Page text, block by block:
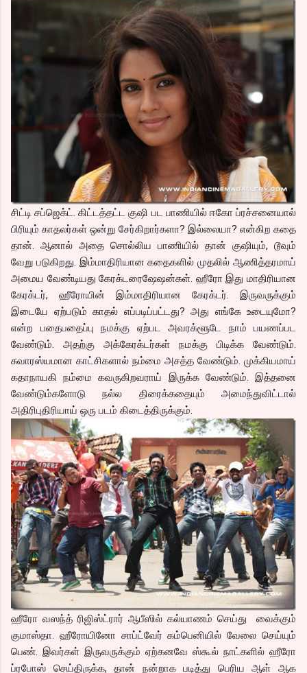
சிட்டி சப்ஜெக்ட். கிட்டத்தட்ட குஷி பட பாணியில் ஈகோ ப்ரச்சனையால்
பிரியும் காதலர்கள் ஒன்று சேர்கிறார்களா? இல்லையா? என்கிற கதை
தான். ஆனால் அதை சொல்லிய பாணியில் தான் குஷியும், டூவும்
வேறு படுகிறது. இம்மாதிரியான கதைகளில் முதலில் ஆணித்தரமாய்
அமைய வேண்டியது கேரக்டரைஷேஷன்கள். ஹீரோ இது மாதிரியான
கேரக்டர், ஹீரோயின் இம்மாதிரியான கேரக்டர். இருவருக்கும்
இடையே ஏற்படும் காதல் எப்படிப்பட்டது? அது எங்கே உடையுமோ?
என்ற பதைபதைப்பு நமக்கு ஏற்பட அவரக்ளூடே நாம் பயணப்பட
வேண்டும். அதற்கு அக்கேரக்டர்கள் நமக்கு பிடிக்க வேண்டும்.
சுவாரஸ்யமான காட்சிகளால் நம்மை அசத்த வேண்டும். முக்கியமாய்
கதாநாயகி நம்மை கவருகிறவராய் இருக்க வேண்டும். இத்தனை
வேண்டும்களோடு நல்ல திரைக்கதையும் அமைந்துவிட்டால்
அதிரிபுதிரியாய் ஒரு படம் கிடைத்திருக்கும்.
ஹீரோ வஸந்த் ரிஜிஸ்ட்ரார் ஆபீஸில் கல்யாணம் செய்து வைக்கும்
குமாஸ்தா. ஹீரோயினோ சாப்ட்வேர் கம்பெனியில் வேலை செய்யும்
பெண். இவர்கள் இருவருக்கும் ஏற்கனவே ஸ்கூல் நாட்களில் ஹீரோ
ப்ரபோஸ் செய்திருக்க, தான் நன்றாக படித்து பெரிய ஆள் ஆக